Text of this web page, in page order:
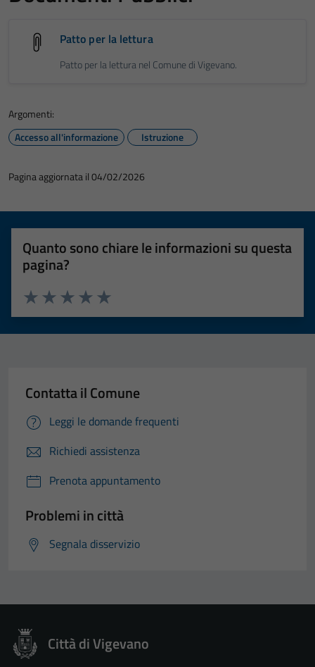
Patto per la lettura
Patto per la lettura nel Comune di Vigevano.
Argomenti:
Accesso all'informazione
Istruzione
Pagina aggiornata il 04/02/2026
Quanto sono chiare le informazioni su questa
pagina?
Valuta 5 stelle su 5
Valuta 4 stelle su 5
Valuta 3 stelle su 5
Valuta 2 stelle su 5
Valuta 1 stelle su 5
Contatta il Comune
Leggi le domande frequenti
Richiedi assistenza
Prenota appuntamento
Problemi in città
Segnala disservizio
Città di Vigevano